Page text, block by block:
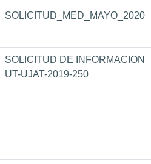
SOLICITUD_MED_MAYO_2020
SOLICITUD DE INFORMACION
UT-UJAT-2019-250